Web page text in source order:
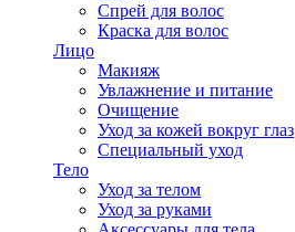
Спрей для волос
Краска для волос
Лицо
Макияж
Увлажнение и питание
Очищение
Уход за кожей вокруг глаз
Специальный уход
Тело
Уход за телом
Уход за руками